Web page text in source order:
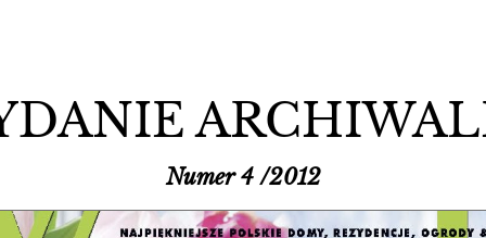
Numer 4 /2012